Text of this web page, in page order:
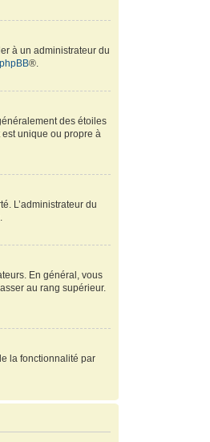
à un administrateur du
phpBB®.
des étoiles
unique ou propre à
L’administrateur du
En général, vous
au rang supérieur.
la fonctionnalité par